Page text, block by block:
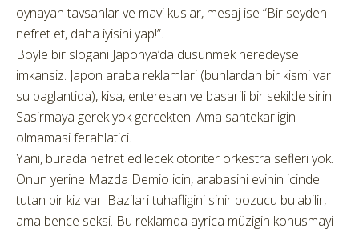
oynayan tavsanlar ve mavi kuslar, mesaj ise “Bir seyden
nefret et, daha iyisini yap!”.
Böyle bir slogani Japonya’da düsünmek neredeyse
imkansiz. Japon araba reklamlari (bunlardan bir kismi var
su baglantida), kisa, enteresan ve basarili bir sekilde sirin.
Sasirmaya gerek yok gercekten. Ama sahtekarligin
olmamasi ferahlatici.
Yani, burada nefret edilecek otoriter orkestra sefleri yok.
Onun yerine Mazda Demio icin, arabasini evinin icinde
tutan bir kiz var. Bazilari tuhafligini sinir bozucu bulabilir,
ama bence seksi. Bu reklamda ayrica müzigin konusmayi